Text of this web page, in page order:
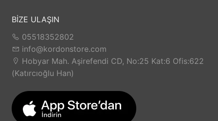
BİZE ULAŞIN
05518352802
info@kordonstore.com
Hobyar Mah. Aşirefendi CD, No:25 Kat:6 Ofis:622
(Katırcıoğlu Han)